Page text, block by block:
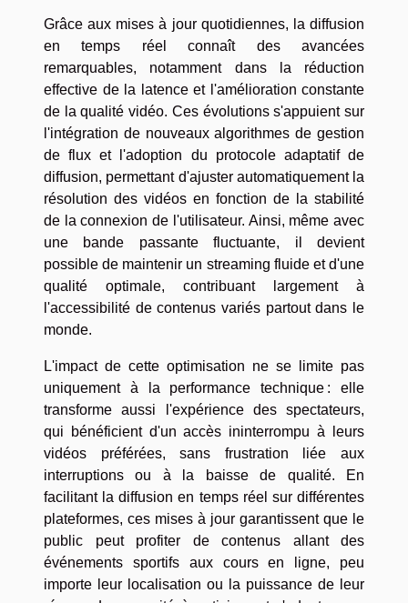
Grâce aux mises à jour quotidiennes, la diffusion
en temps réel connaît des avancées
remarquables, notamment dans la réduction
effective de la latence et l'amélioration constante
de la qualité vidéo. Ces évolutions s'appuient sur
l'intégration de nouveaux algorithmes de gestion
de flux et l'adoption du protocole adaptatif de
diffusion, permettant d'ajuster automatiquement la
résolution des vidéos en fonction de la stabilité
de la connexion de l'utilisateur. Ainsi, même avec
une bande passante fluctuante, il devient
possible de maintenir un streaming fluide et d'une
qualité optimale, contribuant largement à
l'accessibilité de contenus variés partout dans le
monde.
L'impact de cette optimisation ne se limite pas
uniquement à la performance technique : elle
transforme aussi l'expérience des spectateurs,
qui bénéficient d'un accès ininterrompu à leurs
vidéos préférées, sans frustration liée aux
interruptions ou à la baisse de qualité. En
facilitant la diffusion en temps réel sur différentes
plateformes, ces mises à jour garantissent que le
public peut profiter de contenus allant des
événements sportifs aux cours en ligne, peu
importe leur localisation ou la puissance de leur